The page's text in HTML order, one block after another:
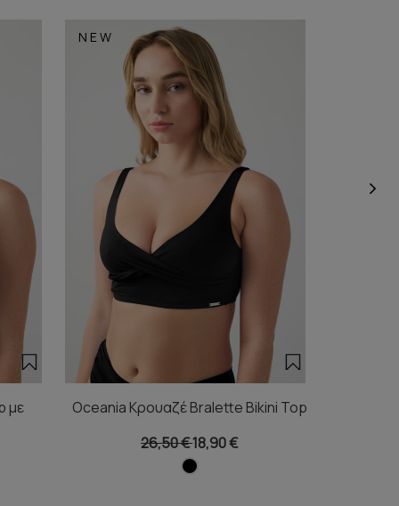
με
NEW
Oceania Κρουαζέ Bralette Bikini Top
26,50 €18,90 €